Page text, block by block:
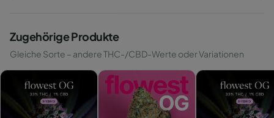
Zugehörige Produkte
Gleiche Sorte – andere THC-/CBD-Werte oder Variationen